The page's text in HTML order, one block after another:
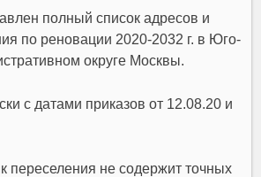
полный список адресов и
по реновации 2020-2032 г. в Юго-
округе Москвы.
с датами приказов от 12.08.20 и
переселения не содержит точных